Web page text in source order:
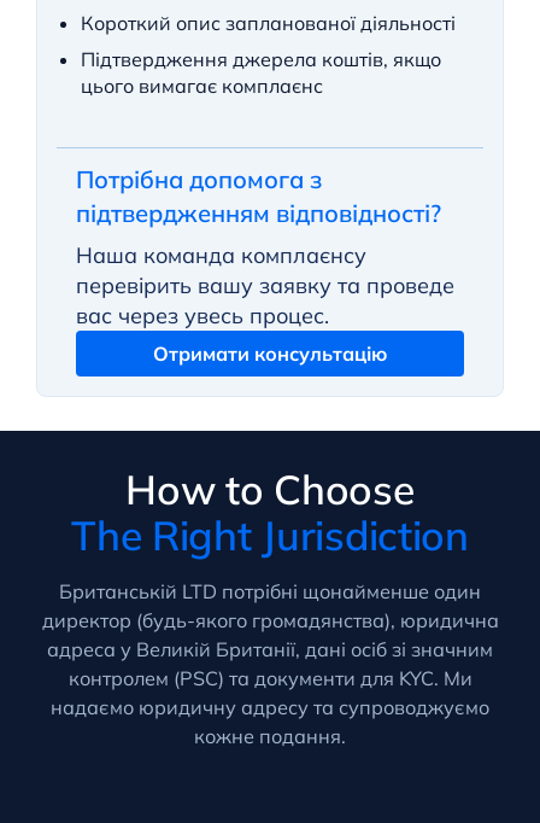
Короткий опис запланованої діяльності
Підтвердження джерела коштів, якщо
цього вимагає комплаєнс
Потрібна допомога з
підтвердженням відповідності?
Наша команда комплаєнсу
перевірить вашу заявку та проведе
вас через увесь процес.
Отримати консультацію
How to Choose
The Right Jurisdiction
Британській LTD потрібні щонайменше один
директор (будь-якого громадянства), юридична
адреса у Великій Британії, дані осіб зі значним
контролем (PSC) та документи для KYC. Ми
надаємо юридичну адресу та супроводжуємо
кожне подання.